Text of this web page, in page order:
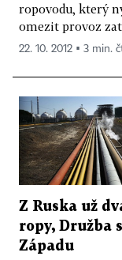
ropovodu, který
omezit provoz
22. 10. 2012 ▪ 3 min.
Z Ruska už
ropy, Družba
Západu